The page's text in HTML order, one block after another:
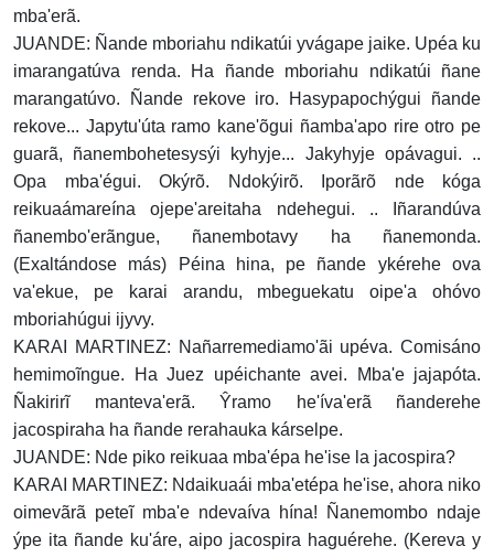
mba'erã.
JUANDE: Ñande mboriahu ndikatúi yvágape jaike. Upéa ku
imarangatúva renda. Ha ñande mboriahu ndikatúi ñane
marangatúvo. Ñande rekove iro. Hasypapochýgui ñande
rekove... Japytu'úta ramo kane'õgui ñamba'apo rire otro pe
guarã, ñanembohetesysýi kyhyje... Jakyhyje opávagui. ..
Opa mba'égui. Okýrõ. Ndokýirõ. Iporãrõ nde kóga
reikuaámareína ojepe'areitaha ndehegui. .. Iñarandúva
ñanembo'erãngue, ñanembotavy ha ñanemonda.
(Exaltándose más) Péina hina, pe ñande ykérehe ova
va'ekue, pe karai arandu, mbeguekatu oipe'a ohóvo
mboriahúgui ijyvy.
KARAI MARTINEZ: Nañarremediamo'ãi upéva. Comisáno
hemimoĩngue. Ha Juez upéichante avei. Mba'e jajapóta.
Ñakirirĩ manteva'erã. Ŷramo he'íva'erã ñanderehe
jacospiraha ha ñande rerahauka kárselpe.
JUANDE: Nde piko reikuaa mba'épa he'ise la jacospira?
KARAI MARTINEZ: Ndaikuaái mba'etépa he'ise, ahora niko
oimevãrã peteĩ mba'e ndevaíva hína! Ñanemombo ndaje
ýpe ita ñande ku'áre, aipo jacospira haguérehe. (Kereva y